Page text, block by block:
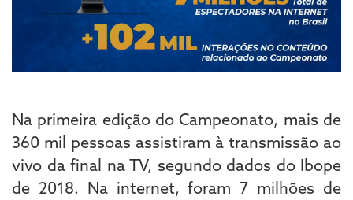
Na primeira edição do Campeonato, mais de
360 mil pessoas assistiram à transmissão ao
vivo da final na TV, segundo dados do Ibope
de 2018. Na internet, foram 7 milhões de